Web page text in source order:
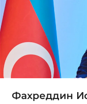
Фахреддин